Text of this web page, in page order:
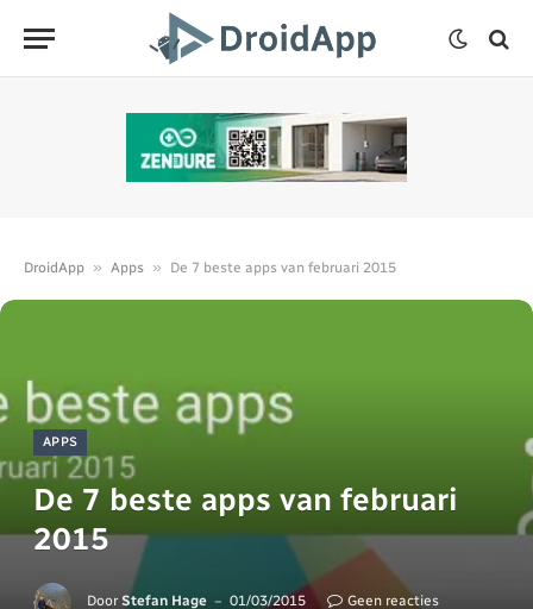
DroidApp » Apps » De 7 beste apps van februari 2015
APPS
De 7 beste apps van februari
2015
Door Stefan Hage 01/03/2015
Geen reacties